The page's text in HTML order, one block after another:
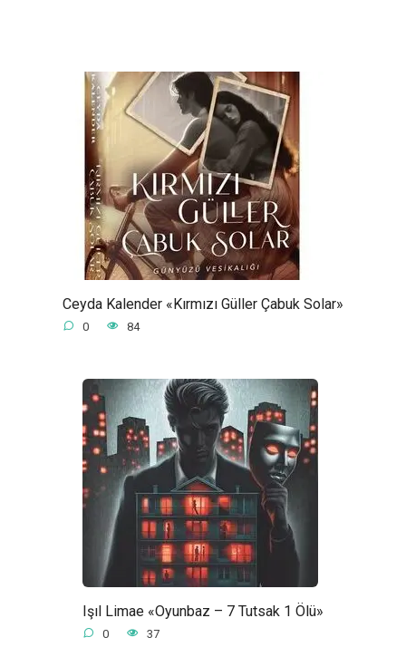
Ceyda Kalender «Kırmızı Güller Çabuk Solar»
0 84
Işıl Limae «Oyunbaz – 7 Tutsak 1 Ölü»
0 37